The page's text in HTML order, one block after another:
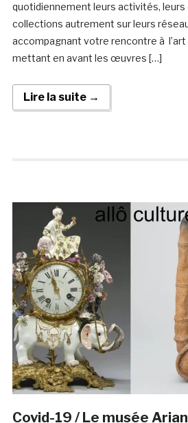
quotidiennement leurs activités,
collections autrement sur leurs
accompagnant votre rencontre à
mettant en avant les œuvres […]
Lire la suite →
Covid-19 / Le musée